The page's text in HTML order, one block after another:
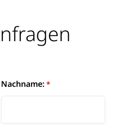
Nachname: